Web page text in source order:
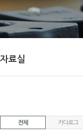
자료실
전체 카다로그